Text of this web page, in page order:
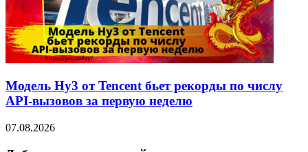
Модель Hy3 от Tencent бьет рекорды по числу
API-вызовов за первую неделю
07.08.2026